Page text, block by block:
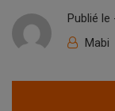
Publié le
Mabi